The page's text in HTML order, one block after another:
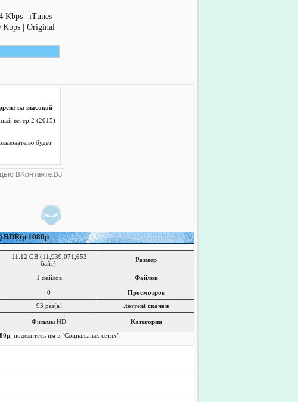
Kbps | iTunes
| Original
на высокой
ветер 2 (2015)
будет
BDRip 1080p
11.12 GB (11,939,071,653
байт)
Размер
1 файлов Файлов
0
Просмотров
93 раз(a)
.torrent скачан
Фильмы HD Категория
, поделитесь им в "Социальных сетях".